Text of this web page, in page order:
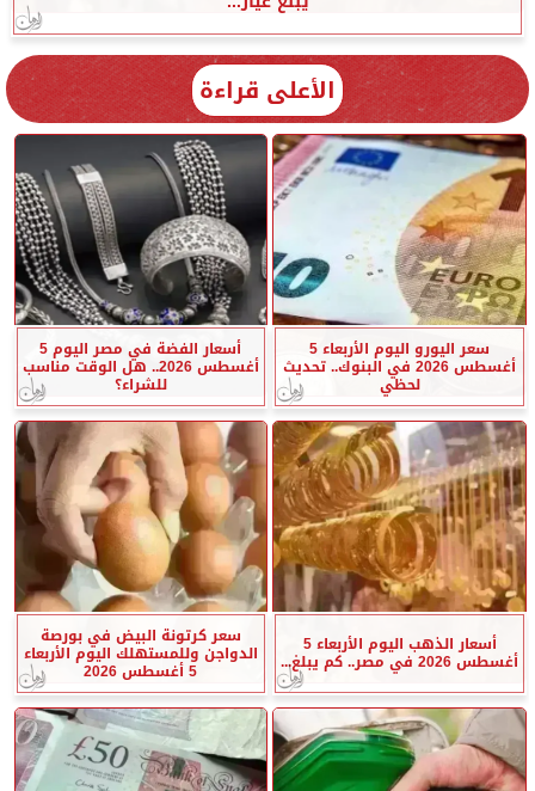
الأعلى قراءة
سعر اليورو اليوم الأربعاء 5
أغسطس 2026 في البنوك.. تحديث
لحظي
أسعار الفضة في مصر اليوم 5
أغسطس 2026.. هل الوقت مناسب
للشراء؟
أسعار الذهب اليوم الأربعاء 5
أغسطس 2026 في مصر.. كم يبلغ...
سعر كرتونة البيض في بورصة
الدواجن وللمستهلك اليوم الأربعاء
5 أغسطس 2026